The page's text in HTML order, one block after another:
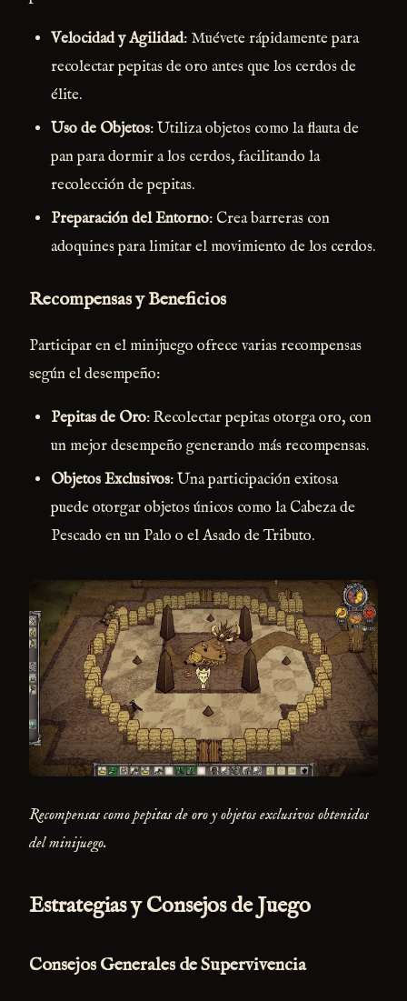
Velocidad y Agilidad: Muévete rápidamente para
recolectar pepitas de oro antes que los cerdos de
élite.
Uso de Objetos: Utiliza objetos como la flauta de
pan para dormir a los cerdos, facilitando la
recolección de pepitas.
Preparación del Entorno: Crea barreras con
adoquines para limitar el movimiento de los cerdos.
Recompensas y Beneficios
Participar en el minijuego ofrece varias recompensas
según el desempeño:
Pepitas de Oro: Recolectar pepitas otorga oro, con
un mejor desempeño generando más recompensas.
Objetos Exclusivos: Una participación exitosa
puede otorgar objetos únicos como la Cabeza de
Pescado en un Palo o el Asado de Tributo.
Recompensas como pepitas de oro y objetos exclusivos obtenidos
del minijuego.
Estrategias y Consejos de Juego
Consejos Generales de Supervivencia